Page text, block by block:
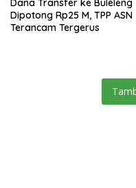
Dipotong Rp25 M, TPP ASN
Terancam Tergerus